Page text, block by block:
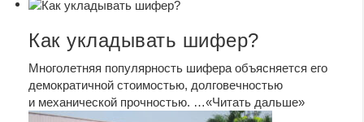
Как укладывать шифер?
Многолетняя популярность шифера объясняется его
демократичной стоимостью, долговечностью
и механической прочностью. …«Читать дальше»